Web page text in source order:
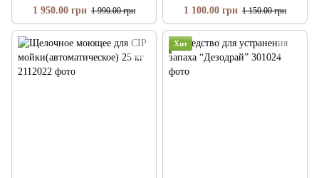
устаткування –20 л
1 950.00 грн 1 990.00 грн
щелочное) 5л+5л для бидонов,
таков охладителей
1 100.00 грн 1 150.00 грн
Хит